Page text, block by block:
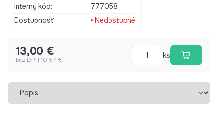
Interný kód:
777058
Dostupnosť:
Nedostupné
13,00 €
bez DPH 10,57 €
ks
Vybrať záložku